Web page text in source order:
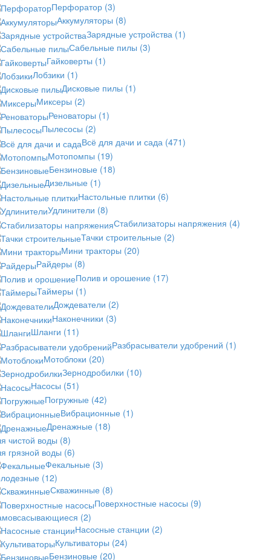
Перфоратор (3)
Аккумуляторы (8)
Зарядные устройства (1)
Сабельные пилы (3)
Гайковерты (1)
Лобзики (1)
Дисковые пилы (1)
Миксеры (2)
Реноваторы (1)
Пылесосы (2)
Всё для дачи и сада (471)
Мотопомпы (19)
Бензиновые (18)
Дизельные (1)
Настольные плитки (6)
Удлинители (8)
Стабилизаторы напряжения (4)
Тачки строительные (2)
Мини тракторы (20)
Райдеры (8)
Полив и орошение (17)
Таймеры (1)
Дождеватели (2)
Наконечники (3)
Шланги (11)
Разбрасыватели удобрений (1)
Мотоблоки (20)
Зернодробилки (10)
Насосы (51)
Погружные (42)
Вибрационные (1)
Дренажные (18)
чистой воды (8)
грязной воды (6)
Фекальные (3)
(12)
Скважинные (8)
Поверхностные насосы (9)
(2)
Насосные станции (2)
Культиваторы (24)
Бензиновые (20)